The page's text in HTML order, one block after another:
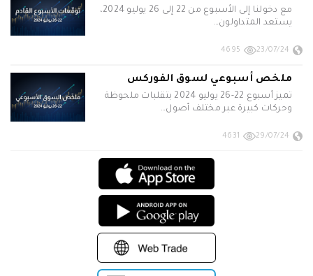
مع دخولنا إلى الأسبوع من 22 إلى 26 يوليو 2024،
يستعد المتداولون…
23/07/24
4695
ملخص أسبوعي لسوق الفوركس
تميز أسبوع 22-26 يوليو 2024 بتقلبات ملحوظة
وحركات كبيرة عبر مختلف أصول…
29/07/24
4631